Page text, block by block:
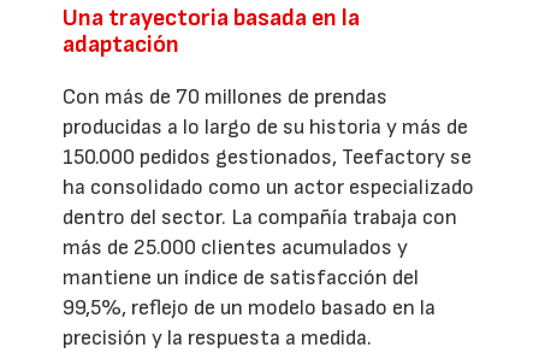
Una trayectoria basada en la
adaptación
Con más de 70 millones de prendas
producidas a lo largo de su historia y más de
150.000 pedidos gestionados, Teefactory se
ha consolidado como un actor especializado
dentro del sector. La compañía trabaja con
más de 25.000 clientes acumulados y
mantiene un índice de satisfacción del
99,5%, reflejo de un modelo basado en la
precisión y la respuesta a medida.